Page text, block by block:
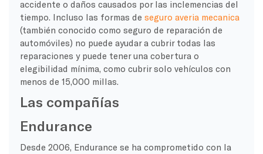
accidente o daños causados por las inclemencias del
tiempo. Incluso las formas de seguro averia mecanica
(también conocido como seguro de reparación de
automóviles) no puede ayudar a cubrir todas las
reparaciones y puede tener una cobertura o
elegibilidad mínima, como cubrir solo vehículos con
menos de 15,000 millas.
Las compañías
Endurance
Desde 2006, Endurance se ha comprometido con la